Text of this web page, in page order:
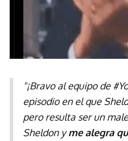
"¡Bravo al equipo de
episodio en el que
pero resulta ser un
Sheldon yme alegra